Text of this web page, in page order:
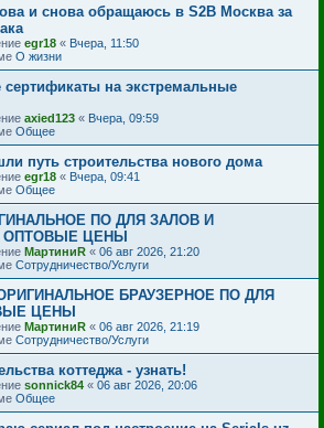
и снова обращаюсь в S2B Москва за
egr18 « Вчера, 11:50
О жизни
на экстремальные
axied123 « Вчера, 09:59
Общее
путь строительства нового дома
egr18 « Вчера, 09:41
Общее
ПО ДЛЯ ЗАЛОВ И
ОПТОВЫЕ ЦЕНЫ
МартиниR « 06 авг 2026, 21:20
Сотрудничество/Услуги
ОРИГИНАЛЬНОЕ БРАУЗЕРНОЕ ПО ДЛЯ
ЦЕНЫ
МартиниR « 06 авг 2026, 21:19
Сотрудничество/Услуги
коттеджа - узнать!
sonnick84 « 06 авг 2026, 20:06
Общее